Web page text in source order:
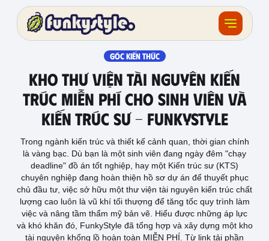
Khóa học
Tài nguyên
Sản phẩm
Giải thưởng
Đồ án
Feedback
GÓC KIẾN THỨC
Kho Thư Viện Tài Nguyên Kiến
Trúc Miễn Phí Cho Sinh Viên Và
Kiến Trúc Sư - FunkyStyle
Trong ngành kiến trúc và thiết kế cảnh quan, thời gian chính
là vàng bạc. Dù bạn là một sinh viên đang ngày đêm "chạy
deadline" đồ án tốt nghiệp, hay một Kiến trúc sư (KTS)
chuyên nghiệp đang hoàn thiện hồ sơ dự án để thuyết phục
chủ đầu tư, việc sở hữu một thư viện tài nguyên kiến trúc chất
lượng cao luôn là vũ khí tối thượng để tăng tốc quy trình làm
việc và nâng tầm thẩm mỹ bản vẽ. Hiểu được những áp lực
và khó khăn đó, FunkyStyle đã tổng hợp và xây dựng một kho
tài nguyên khổng lồ hoàn toàn MIỄN PHÍ. Từ link tải phần